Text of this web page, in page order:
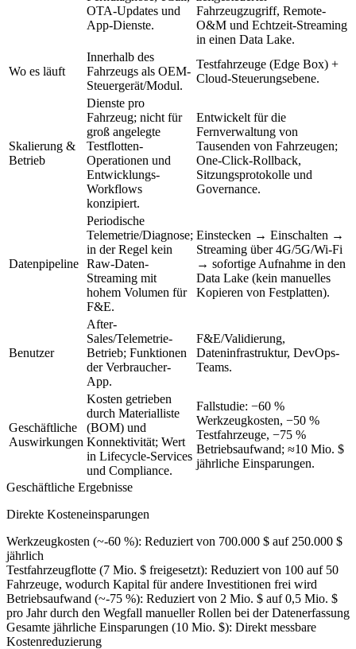
OTA-Updates und
App-Dienste.
Fahrzeugzugriff, Remote-
O&M und Echtzeit-Streaming
in einen Data Lake.
Wo es läuft
Innerhalb des
Fahrzeugs als OEM-
Steuergerät/Modul.
Testfahrzeuge (Edge Box) +
Cloud-Steuerungsebene.
Skalierung &
Betrieb
Dienste pro
Fahrzeug; nicht für
groß angelegte
Testflotten-
Operationen und
Entwicklungs-
Workflows
konzipiert.
Entwickelt für die
Fernverwaltung von
Tausenden von Fahrzeugen;
One-Click-Rollback,
Sitzungsprotokolle und
Governance.
Datenpipeline
Periodische
Telemetrie/Diagnose;
in der Regel kein
Raw-Daten-
Streaming mit
hohem Volumen für
F&E.
Einstecken → Einschalten →
Streaming über 4G/5G/Wi-Fi
→ sofortige Aufnahme in den
Data Lake (kein manuelles
Kopieren von Festplatten).
Benutzer
After-
Sales/Telemetrie-
Betrieb; Funktionen
der Verbraucher-
App.
F&E/Validierung,
Dateninfrastruktur, DevOps-
Teams.
Geschäftliche
Auswirkungen
Kosten getrieben
durch Materialliste
(BOM) und
Konnektivität; Wert
in Lifecycle-Services
und Compliance.
Fallstudie: −60 %
Werkzeugkosten, −50 %
Testfahrzeuge, −75 %
Betriebsaufwand; ≈10 Mio. $
jährliche Einsparungen.
Geschäftliche Ergebnisse
Direkte Kosteneinsparungen
Werkzeugkosten (~-60 %): Reduziert von 700.000 $ auf 250.000 $
jährlich
Testfahrzeugflotte (7 Mio. $ freigesetzt): Reduziert von 100 auf 50
Fahrzeuge, wodurch Kapital für andere Investitionen frei wird
Betriebsaufwand (~-75 %): Reduziert von 2 Mio. $ auf 0,5 Mio. $
pro Jahr durch den Wegfall manueller Rollen bei der Datenerfassung
Gesamte jährliche Einsparungen (10 Mio. $): Direkt messbare
Kostenreduzierung